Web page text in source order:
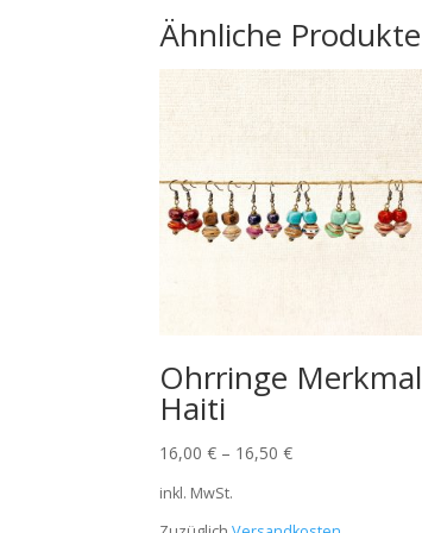
Ähnliche Produkte
Ohrringe Merkmal
Haiti
16,00€ – 16,50€
inkl. MwSt.